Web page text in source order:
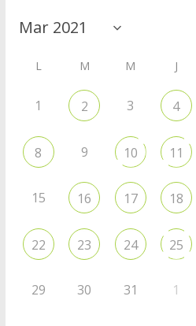
L M M J
1 2 3 4
8 9 10 11
15 16 17 18
22 23 24 25
29 30 31 1